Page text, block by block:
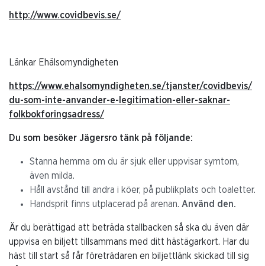
http://www.covidbevis.se/
Länkar Ehälsomyndigheten
https://www.ehalsomyndigheten.se/tjanster/covidbevis/
du-som-inte-anvander-e-legitimation-eller-saknar-
folkbokforingsadress/
Du som besöker Jägersro tänk på följande:
Stanna hemma om du är sjuk eller uppvisar symtom,
även milda.
Håll avstånd till andra i köer, på publikplats och toaletter.
Handsprit finns utplacerad på arenan. Använd den.
Är du berättigad att beträda stallbacken så ska du även där
uppvisa en biljett tillsammans med ditt hästägarkort. Har du
häst till start så får företrädaren en biljettlänk skickad till sig